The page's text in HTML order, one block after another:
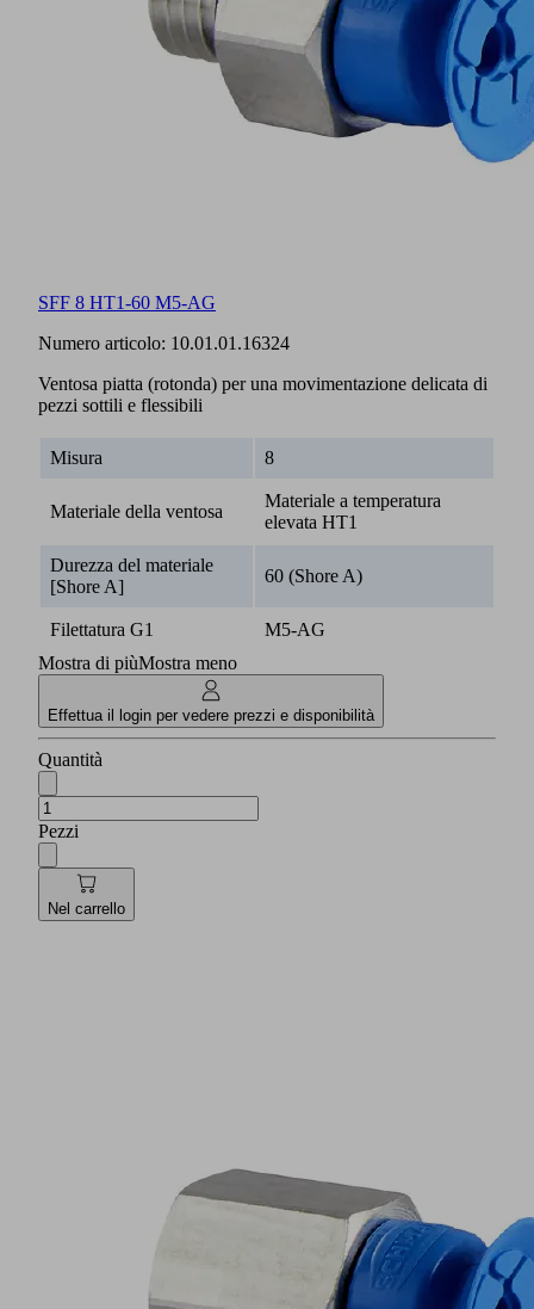
SFF 8 HT1-60 M5-AG
Numero articolo: 10.01.01.16324
Ventosa piatta (rotonda) per una movimentazione delicata di
pezzi sottili e flessibili
Misura 8
Materiale della ventosa
Materiale a temperatura
elevata HT1
Durezza del materiale
[Shore A]
60 (Shore A)
Filettatura G1
M5-AG
Mostra di piùMostra meno
Effettua il login per vedere prezzi e disponibilità
Quantità
Pezzi
Nel carrello